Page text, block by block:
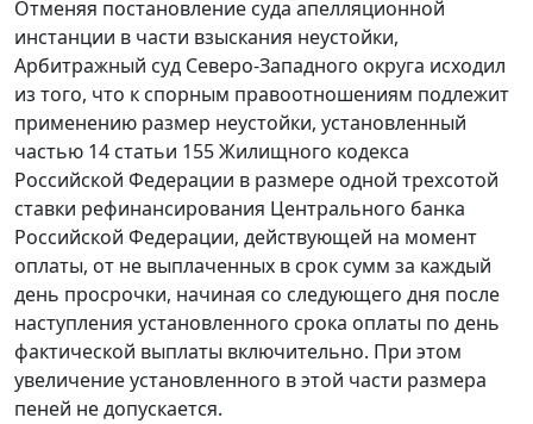
Отменяя постановление суда апелляционной
инстанции в части взыскания неустойки,
Арбитражный суд Северо-Западного округа исходил
из того, что к спорным правоотношениям подлежит
применению размер неустойки, установленный
частью 14 статьи 155Жилищного кодекса
Российской Федерации в размере одной трехсотой
ставки рефинансирования Центрального банка
Российской Федерации, действующей на момент
оплаты, от не выплаченных в срок сумм за каждый
день просрочки, начиная со следующего дня после
наступления установленного срока оплаты по день
фактической выплаты включительно. При этом
увеличение установленного в этой части размера
пеней не допускается.